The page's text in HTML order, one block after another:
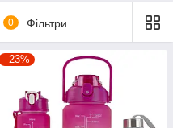
0 Фільтри
–23%